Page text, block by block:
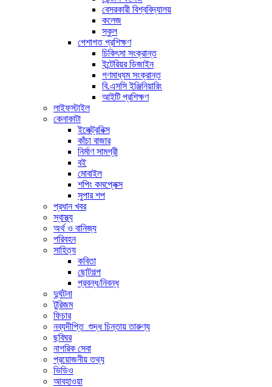
বেসরকারী বিশ্ববিদ্যালয়
কলেজ
স্কুল
পেশাগত প্রশিক্ষণ
চিকিৎসা সংক্রান্ত
ইন্টেরিয়র ডিজাইন
গণমাধ্যম সংক্রান্ত
বি.এসসি ইঞ্জিনিয়ারিং
আইটি প্রশিক্ষণ
লাইফস্টাইল
কেনাকাটা
ইলেক্ট্রনিক্স
কাঁচা বাজার
নির্মাণ সামগ্রী
বই
মোবাইল
শপিং কমপ্লেক্স
সুপার শপ
প্রধান খবর
স্বাস্থ্য
অর্থ ও বানিজ্য
পরিবহন
সাহিত্য
কবিতা
ছোটগল্প
প্রবন্ধ/নিবন্ধ
দুর্ঘটনা
টুরিজম
ফিচার
নব্যদীপ্তি_শুদ্ধ চিন্তায় তারুণ্য
ছবিঘর
নাগরিক সেবা
প্রয়োজনীয় তথ্য
ভিডিও
আবহাওয়া